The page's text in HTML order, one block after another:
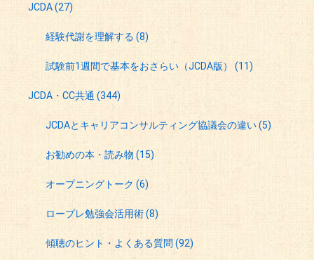
JCDA(27)
経験代謝を理解する (8)
試験前1週間で基本をおさらい（JCDA版） (11)
JCDA・CC共通(344)
JCDAとキャリアコンサルティング協議会の違い(5)
お勧めの本・読み物 (15)
オープニングトーク (6)
ロープレ勉強会活用術(8)
傾聴のヒント・よくある質問 (92)